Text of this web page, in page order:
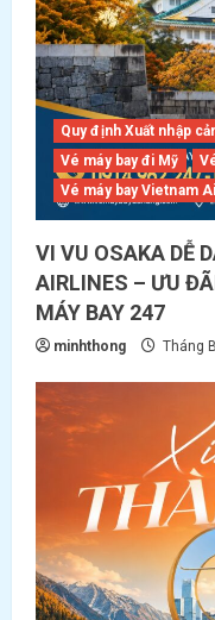
Quy định Xuất nhập
Vé máy bay đi Mỹ
Vé máy bay Vietnam
VI VU OSAKA DỄ
AIRLINES – ƯU
MÁY BAY 247
minhthong Tháng